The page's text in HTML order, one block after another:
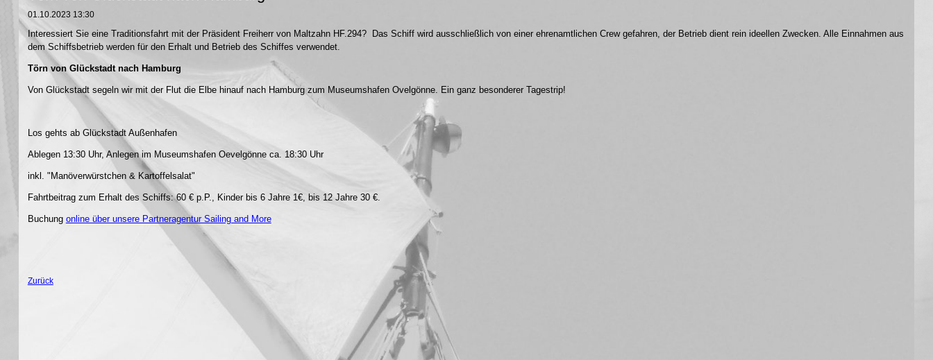
01.10.2023 13:30
Interessiert Sie eine Traditionsfahrt mit der Präsident Freiherr von Maltzahn HF.294? Das Schiff wird ausschließlich von einer ehrenamtlichen Crew gefahren, der Betrieb dient rein ideellen Zwecken. Alle Einnahmen aus
dem Schiffsbetrieb werden für den Erhalt und Betrieb des Schiffes verwendet.
Törn von Glückstadt nach Hamburg
Von Glückstadt segeln wir mit der Flut die Elbe hinauf nach Hamburg zum Museumshafen Ovelgönne. Ein ganz besonderer Tagestrip!
Los gehts ab Glückstadt Außenhafen
Ablegen 13:30 Uhr, Anlegen im Museumshafen Oevelgönne ca. 18:30 Uhr
inkl. "Manöverwürstchen & Kartoffelsalat"
Fahrtbeitrag zum Erhalt des Schiffs: 60 € p.P., Kinder bis 6 Jahre 1€, bis 12 Jahre 30 €.
Buchung online über unsere Partneragentur Sailing and More
Zurück